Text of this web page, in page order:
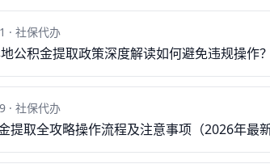
· 社保代办
公积金提取政策深度解读如何避免违规操作？
· 社保代办
提取全攻略操作流程及注意事项（2026年最新